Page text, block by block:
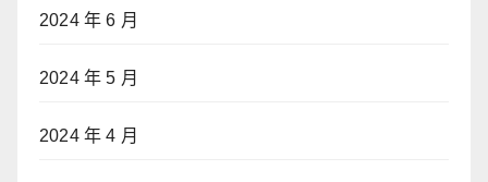
2024 年 6 月
2024 年 5 月
2024 年 4 月